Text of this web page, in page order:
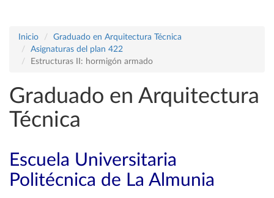
Inicio
Graduado en Arquitectura Técnica
Asignaturas del plan 422
Estructuras II: hormigón armado
Graduado en Arquitectura
Técnica
Escuela Universitaria
Politécnica de La Almunia